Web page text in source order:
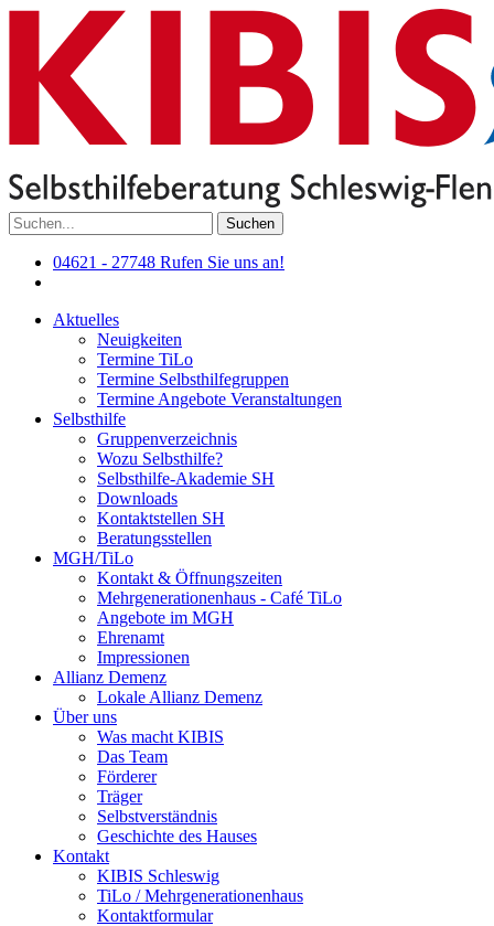
Suchen
04621 - 27748 Rufen Sie uns an!
Aktuelles
Neuigkeiten
Termine TiLo
Termine Selbsthilfegruppen
Termine Angebote Veranstaltungen
Selbsthilfe
Gruppenverzeichnis
Wozu Selbsthilfe?
Selbsthilfe-Akademie SH
Downloads
Kontaktstellen SH
Beratungsstellen
MGH/TiLo
Kontakt & Öffnungszeiten
Mehrgenerationenhaus - Café TiLo
Angebote im MGH
Ehrenamt
Impressionen
Allianz Demenz
Lokale Allianz Demenz
Über uns
Was macht KIBIS
Das Team
Förderer
Träger
Selbstverständnis
Geschichte des Hauses
Kontakt
KIBIS Schleswig
TiLo / Mehrgenerationenhaus
Kontaktformular